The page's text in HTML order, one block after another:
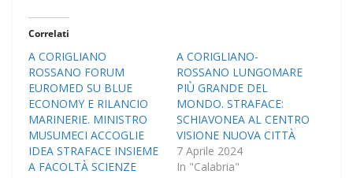
Correlati
A CORIGLIANO
ROSSANO FORUM
EUROMED SU BLUE
ECONOMY E RILANCIO
MARINERIE. MINISTRO
MUSUMECI ACCOGLIE
IDEA STRAFACE INSIEME
A FACOLTÀ SCIENZE
A CORIGLIANO-
ROSSANO LUNGOMARE
PIÙ GRANDE DEL
MONDO. STRAFACE:
SCHIAVONEA AL CENTRO
VISIONE NUOVA CITTÀ
7 Aprile 2024
In "Calabria"